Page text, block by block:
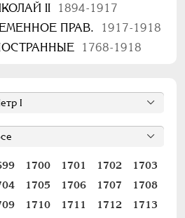
II
1894-1917
ПРАВ.
1917-1918
1768-1918
1700 1701 1702
1703
1705 1706 1707
1708
1710 1711 1712
1713